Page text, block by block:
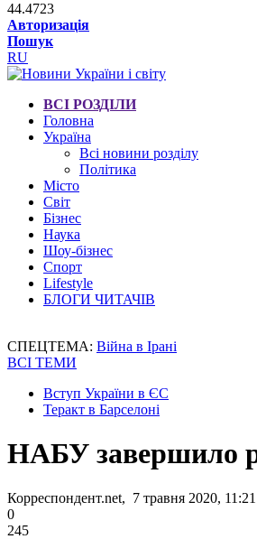
44.4723
Авторизація
Пошук
RU
ВСІ РОЗДІЛИ
Головна
Україна
Всі новини розділу
Політика
Місто
Світ
Бізнес
Наука
Шоу-бізнес
Спорт
Lifestyle
БЛОГИ ЧИТАЧІВ
СПЕЦТЕМА: Війна в Ірані
ВСІ ТЕМИ
Вступ України в ЄС
Теракт в Барселоні
НАБУ завершило
Корреспондент.net, 7 травня 2020, 11:21
0
245